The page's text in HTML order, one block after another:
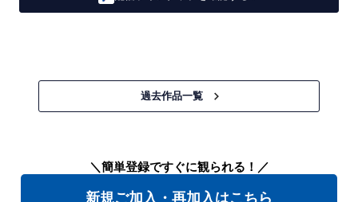
過去作品一覧
＼簡単登録ですぐに観られる！／
新規ご加入・再加入はこちら